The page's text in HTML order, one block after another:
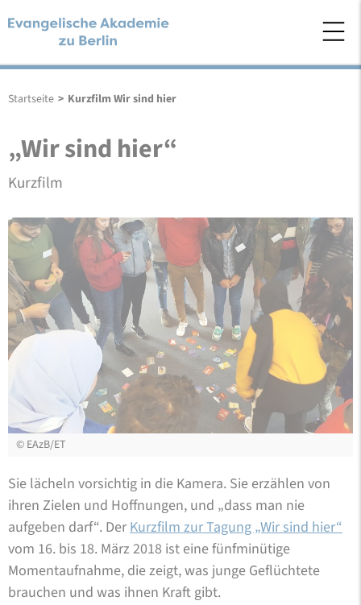
Startseite > Kurzfilm Wir sind hier
„Wir sind hier“
Kurzfilm
© EAzB/ET
Sie lächeln vorsichtig in die Kamera. Sie erzählen von
ihren Zielen und Hoffnungen, und „dass man nie
aufgeben darf“. Der Kurzfilm zur Tagung „Wir sind hier“
vom 16. bis 18. März 2018 ist eine fünfminütige
Momentaufnahme, die zeigt, was junge Geflüchtete
brauchen und was ihnen Kraft gibt.